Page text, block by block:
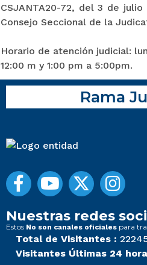
CSJANTA20-72, del 3 de
Consejo Seccional de la
Horario de atención judicial:
12:00 m y 1:00 pm a 5:00pm.
Rama
Nuestras redes
Estos No son canales oficiales para
Total de Visitantes :
Visitantes Últimas 24